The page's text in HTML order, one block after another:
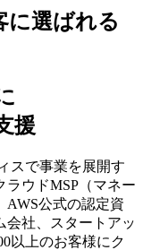
に選ばれる
援
スで事業を展開す
ラウドMSP（マネー
AWS公式の認定資
会社、スタートアッ
以上のお客様にク